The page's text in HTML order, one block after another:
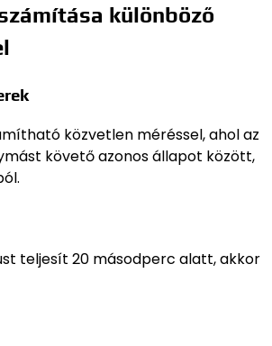
különböző
közvetlen méréssel, ahol az
követő azonos állapot között,
teljesít 20 másodperc alatt, akkor